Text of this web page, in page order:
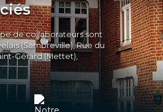
de collaborateurs sont
(Sambreville), Rue du
Gérard (Mettet),